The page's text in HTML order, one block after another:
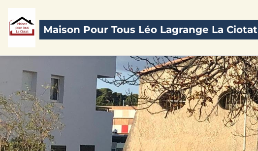
Maison Pour Tous Léo Lagrange La Ciotat